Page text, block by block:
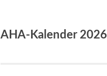
AHA-Kalender 2026